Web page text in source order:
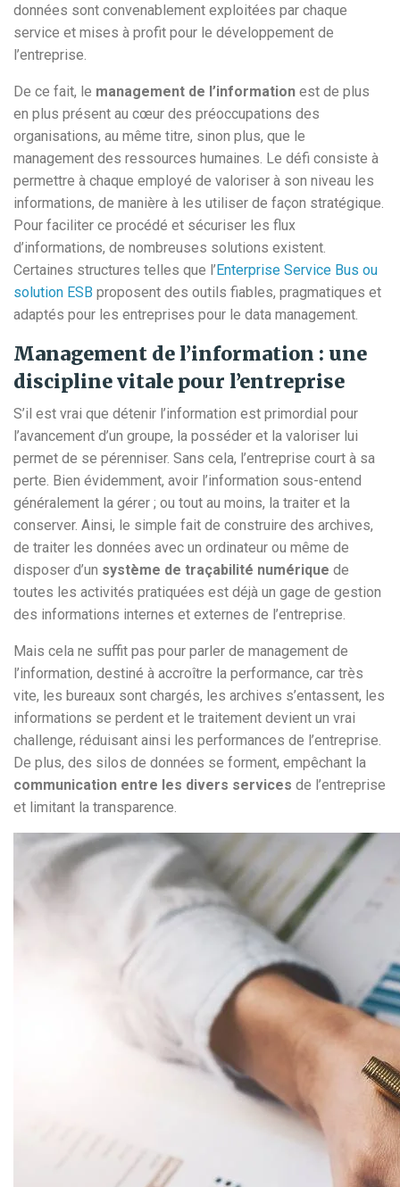
données sont convenablement exploitées par chaque
service et mises à profit pour le développement de
l’entreprise.
De ce fait, le management de l’information est de plus
en plus présent au cœur des préoccupations des
organisations, au même titre, sinon plus, que le
management des ressources humaines. Le défi consiste à
permettre à chaque employé de valoriser à son niveau les
informations, de manière à les utiliser de façon stratégique.
Pour faciliter ce procédé et sécuriser les flux
d’informations, de nombreuses solutions existent.
Certaines structures telles que l’Enterprise Service Bus ou
solution ESB proposent des outils fiables, pragmatiques et
adaptés pour les entreprises pour le data management.
Management de l’information : une
discipline vitale pour l’entreprise
S’il est vrai que détenir l’information est primordial pour
l’avancement d’un groupe, la posséder et la valoriser lui
permet de se pérenniser. Sans cela, l’entreprise court à sa
perte. Bien évidemment, avoir l’information sous-entend
généralement la gérer ; ou tout au moins, la traiter et la
conserver. Ainsi, le simple fait de construire des archives,
de traiter les données avec un ordinateur ou même de
disposer d’un système de traçabilité numérique de
toutes les activités pratiquées est déjà un gage de gestion
des informations internes et externes de l’entreprise.
Mais cela ne suffit pas pour parler de management de
l’information, destiné à accroître la performance, car très
vite, les bureaux sont chargés, les archives s’entassent, les
informations se perdent et le traitement devient un vrai
challenge, réduisant ainsi les performances de l’entreprise.
De plus, des silos de données se forment, empêchant la
communication entre les divers services de l’entreprise
et limitant la transparence.